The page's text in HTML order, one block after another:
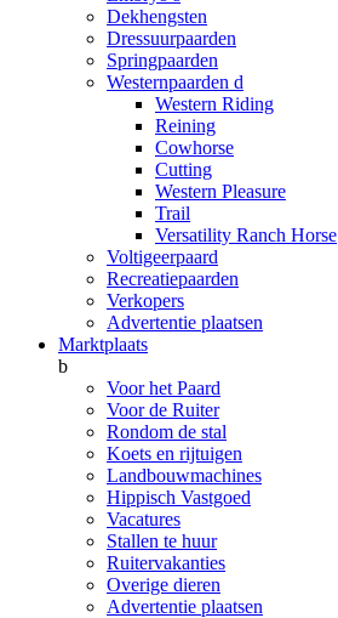
Dekhengsten
Dressuurpaarden
Springpaarden
Westernpaarden d
Western Riding
Reining
Cowhorse
Cutting
Western Pleasure
Trail
Versatility Ranch Horse
Voltigeerpaard
Recreatiepaarden
Verkopers
Advertentie plaatsen
Marktplaats
b
Voor het Paard
Voor de Ruiter
Rondom de stal
Koets en rijtuigen
Landbouwmachines
Hippisch Vastgoed
Vacatures
Stallen te huur
Ruitervakanties
Overige dieren
Advertentie plaatsen